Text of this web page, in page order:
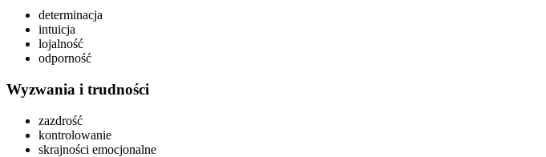
determinacja
intuicja
lojalność
odporność
Wyzwania i trudności
zazdrość
kontrolowanie
skrajności emocjonalne